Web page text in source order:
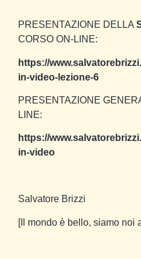
PRESENTAZIONE DELLA
CORSO ON-LINE:
https://
in-video-lezione-6
PRESENTAZIONE
LINE:
https://
in-video
Salvatore Brizzi
[Il mondo è bello, siamo noi